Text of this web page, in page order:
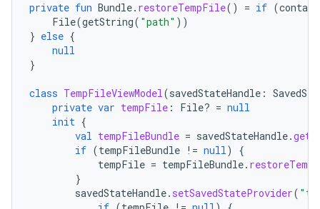
private fun Bundle. restoreTempFile() = if (
File(getString( "path" ))
} else {
null
}
class TempFileViewModel(savedStateHandle :
private var tempFile : File? = null
init {
val tempFileBundle = savedStateHandle.
if (tempFileBundle != null)
{
tempFile = tempFileBundle.
}
savedStateHandle. setSavedStateProvider(